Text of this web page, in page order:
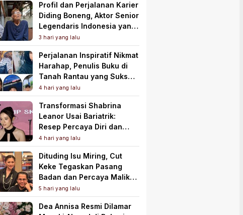
Profil dan Perjalanan Karier
Diding Boneng, Aktor Senior
Legendaris Indonesia yang
Meninggal Dunia
3 hari yang lalu
Perjalanan Inspiratif Nikmat
Harahap, Penulis Buku di
Tanah Rantau yang Sukses
Lewat Karya Best Seller
4 hari yang lalu
Transformasi Shabrina
Leanor Usai Bariatrik:
Resep Percaya Diri dan
Rahasia Body Shaping
Tampil Standout
4 hari yang lalu
Dituding Isu Miring, Cut
Keke Tegaskan Pasang
Badan dan Percaya Malik
Bawazier
5 hari yang lalu
Dea Annisa Resmi Dilamar